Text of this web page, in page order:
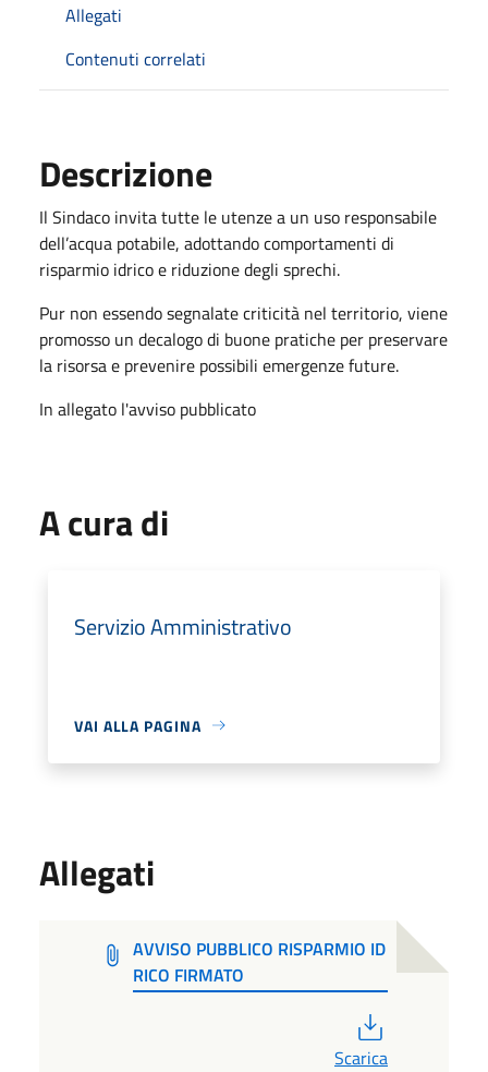
Allegati
Contenuti correlati
Descrizione
Il Sindaco invita tutte le utenze a un uso responsabile
dell’acqua potabile, adottando comportamenti di
risparmio idrico e riduzione degli sprechi.
Pur non essendo segnalate criticità nel territorio, viene
promosso un decalogo di buone pratiche per preservare
la risorsa e prevenire possibili emergenze future.
In allegato l'avviso pubblicato
A cura di
Servizio Amministrativo
VAI ALLA PAGINA
Allegati
AVVISO PUBBLICO RISPARMIO ID
RICO FIRMATO
Scarica